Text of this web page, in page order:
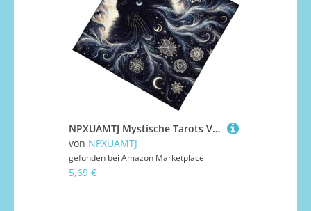
NPXUAMTJ Mystische Tarots Velvets Stofftischabdeckung Samtes Waschkultiges Okkult Dekoration Für Low Wartung Reinigungsmaschinen Waschbares Tarotentuch
von NPXUAMTJ
gefunden bei Amazon Marketplace
5,69 €